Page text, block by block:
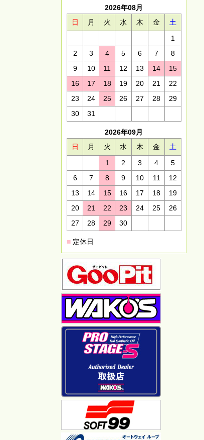
2026年08月
日
月 火 水 木 金
土
1
2
3 4 5 6 7
8
9
10 11 12 13 14
15
16
17 18 19 20 21
22
23
24 25 26 27 28
29
30
31
2026年09月
日
月 火 水 木 金
土
1
2 3 4
5
6
7 8 9 10 11
12
13
14 15 16 17 18
19
20
21 22 23 24 25
26
27
28 29 30
■ 定休日